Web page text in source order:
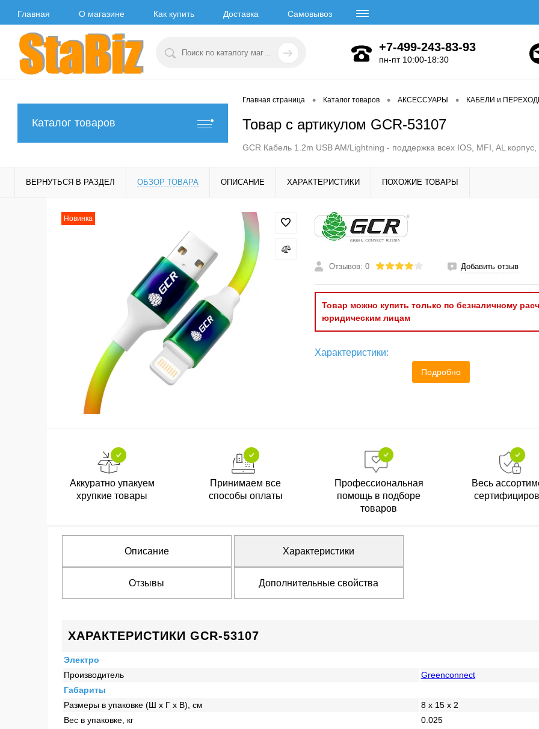
Главная О магазине Как купить Доставка Самовывоз
+7-499-243-83-93
пн-пт 10:00-18:30
Каталог товаров
Главная страница • Каталог товаров • АКСЕССУАРЫ • КАБЕЛИ и
Товар с артикулом GCR-53107
GCR Кабель 1.2m USB AM/Lightning - поддержка всех IOS, MFI, AL
ВЕРНУТЬСЯ В РАЗДЕЛ ОБЗОР ТОВАРА ОПИСАНИЕ ХАРАКТЕРИСТИКИ ПОХОЖИЕ ТОВАРЫ
Новинка
Отзывов: 0 Добавить отзыв
Товар можно купить только по безналичному
юридическим лицам
Характеристики:
Подробно
Аккуратно упакуем
хрупкие товары
Принимаем все
способы оплаты
Профессиональная
помощь в подборе
товаров
Весь
Описание Характеристики
Отзывы Дополнительные свойства
ХАРАКТЕРИСТИКИ GCR-53107
Электро
Производитель
Greenconnect
Габариты
Размеры в упаковке (Ш x Г x В), см
8 x 15 x 2
Вес в упаковке, кг
0.025